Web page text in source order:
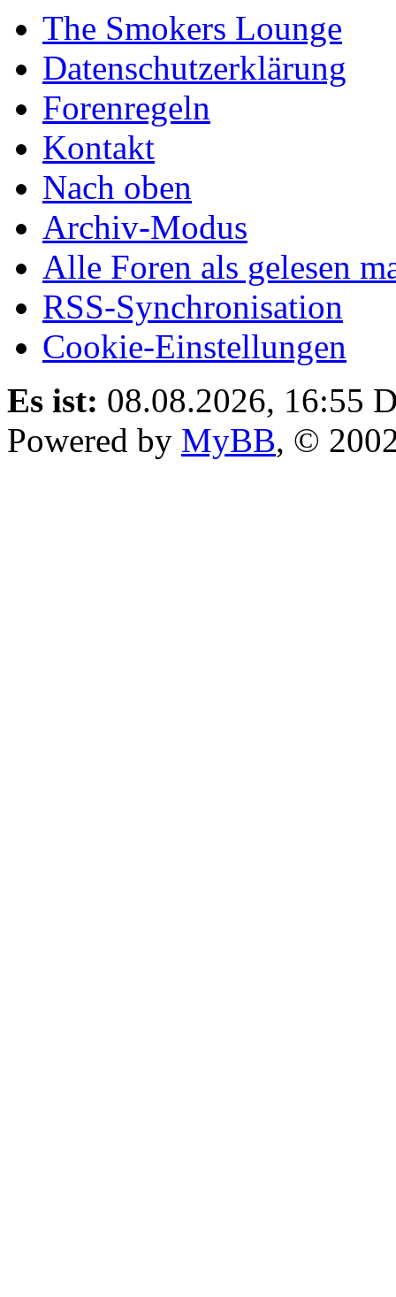
The Smokers Lounge
Datenschutzerklärung
Forenregeln
Kontakt
Nach oben
Archiv-Modus
Alle Foren als gelesen
RSS-Synchronisation
Cookie-Einstellungen
Es ist: 08.08.2026, 16:55
Powered by MyBB, ©